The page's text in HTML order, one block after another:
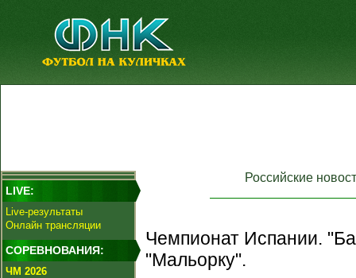
LIVE:
Live-результаты
Онлайн трансляции
СОРЕВНОВАНИЯ:
ЧМ 2026
Российские
Чемпионат Испании.
"Мальорку".